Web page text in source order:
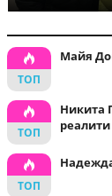
Майя
Никита
реалити